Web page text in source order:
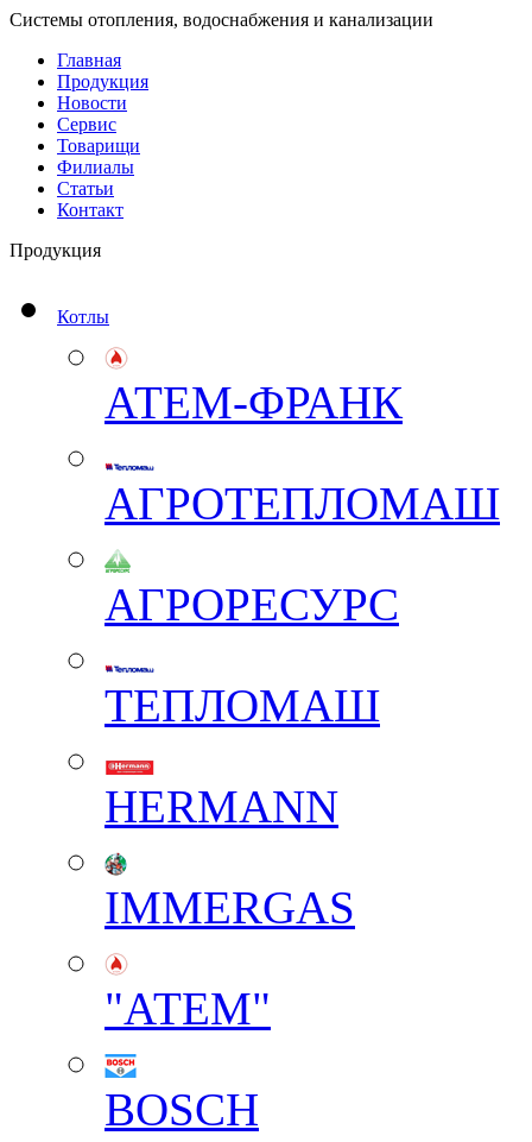
Системы отопления, водоснабжения и канализации
Главная
Продукция
Новости
Сервис
Товарищи
Филиалы
Статьи
Контакт
Продукция
Котлы
АТЕМ-ФРАНК
АГРОТЕПЛОМАШ
АГРОРЕСУРС
ТЕПЛОМАШ
HERMANN
IMMERGAS
"АТЕМ"
BOSCH